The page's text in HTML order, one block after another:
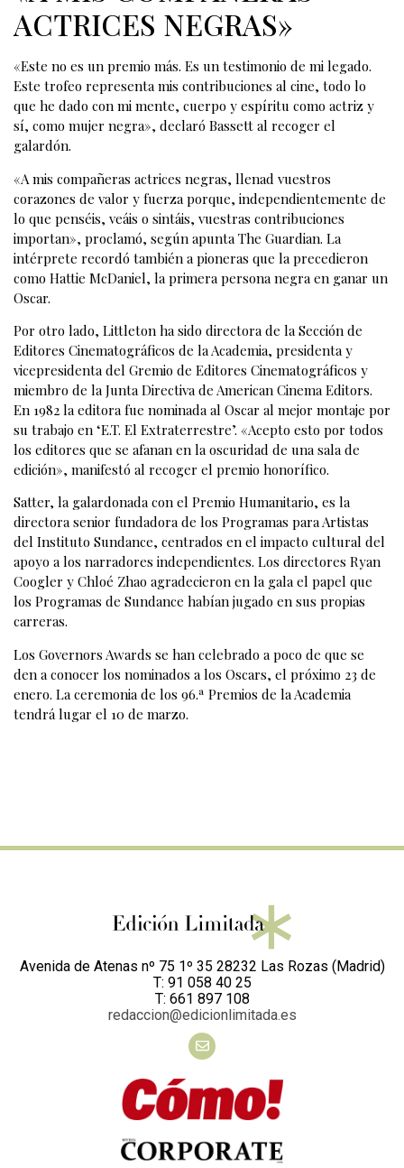
ACTRICES NEGRAS»
«Este no es un premio más. Es un testimonio de mi legado.
Este trofeo representa mis contribuciones al cine, todo lo
que he dado con mi mente, cuerpo y espíritu como actriz y
sí, como mujer negra», declaró Bassett al recoger el
galardón.
«A mis compañeras actrices negras, llenad vuestros
corazones de valor y fuerza porque, independientemente de
lo que penséis, veáis o sintáis, vuestras contribuciones
importan», proclamó, según apunta The Guardian. La
intérprete recordó también a pioneras que la precedieron
como Hattie McDaniel, la primera persona negra en ganar un
Oscar.
Por otro lado, Littleton ha sido directora de la Sección de
Editores Cinematográficos de la Academia, presidenta y
vicepresidenta del Gremio de Editores Cinematográficos y
miembro de la Junta Directiva de American Cinema Editors.
En 1982 la editora fue nominada al Oscar al mejor montaje por
su trabajo en ‘E.T. El Extraterrestre’. «Acepto esto por todos
los editores que se afanan en la oscuridad de una sala de
edición», manifestó al recoger el premio honorífico.
Satter, la galardonada con el Premio Humanitario, es la
directora senior fundadora de los Programas para Artistas
del Instituto Sundance, centrados en el impacto cultural del
apoyo a los narradores independientes. Los directores Ryan
Coogler y Chloé Zhao agradecieron en la gala el papel que
los Programas de Sundance habían jugado en sus propias
carreras.
Los Governors Awards se han celebrado a poco de que se
den a conocer los nominados a los Oscars, el próximo 23 de
enero. La ceremonia de los 96.ª Premios de la Academia
tendrá lugar el 10 de marzo.
Avenida de Atenas nº 75 1º 35 28232 Las Rozas (Madrid)
T: 91 058 40 25
T: 661 897 108
redaccion@edicionlimitada.es